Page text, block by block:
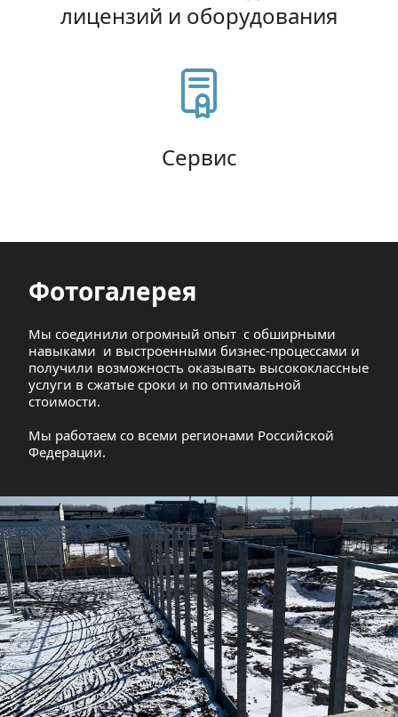
лицензий и оборудования
Сервис
Фотогалерея
Мы соединили огромный опыт  с обширными
навыками  и выстроенными бизнес-процессами и
получили возможность оказывать высококлассные
услуги в сжатые сроки и по оптимальной
стоимости.
Мы работаем со всеми регионами Российской
Федерации.